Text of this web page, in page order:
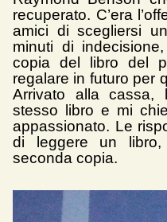
recuperato. C’era
amici di scegliersi
minuti di
copia del libro del
regalare in futuro per
Arrivato alla cassa,
stesso libro e mi
appassionato. Le
di leggere un libro,
seconda copia.